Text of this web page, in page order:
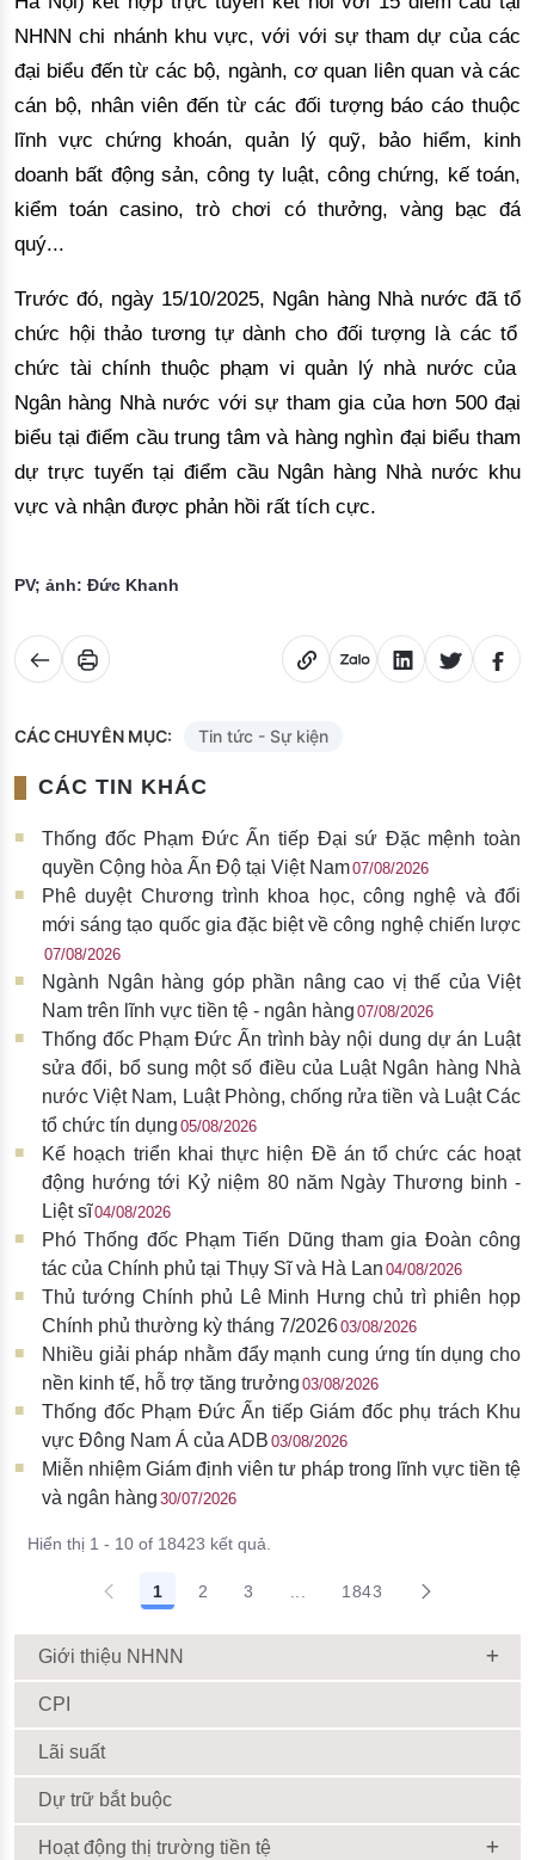
NHNN chi nhánh khu vực, với với sựtham dự của các
đại biểu đến từ các bộ, ngành, cơquan liên quan vàcác
cán bộ, nhân viênđến từ các đối tượng báo cáo thuộc
lĩnh vực chứng khoán, quản lýquỹ, bảo hiểm, kinh
doanh bất động sản, công ty luật, công chứng, kếtoán,
kiểm toán casino, trò chơi có thưởng, vàng bạcđá
quý...
Trước đó, ngày 15/10/2025, Ngân hàng Nhànước đãtổ
chức hội thảo tương tựdành cho đối tượng làcác tổ
chức tài chính thuộc phạm vi quản lýnhànước của
Ngân hàng Nhànước với sự tham gia của hơn 500đại
biểu tạiđiểm cầu trung tâm vàhàng nghìn đại biểu tham
dự trực tuyến tại điểm cầu Ngân hàng Nhànước khu
vực vànhận được phản hồi rất tích cực.
PV; ảnh: Đức Khanh
CÁC CHUYÊN MỤC: Tin tức - Sự kiện
CÁC TIN KHÁC
Thống đốc Phạm Đức Ấn tiếp Đại sứ Đặc mệnh toàn
quyền Cộng hòa Ấn Độ tại Việt Nam07/08/2026
Phê duyệt Chương trình khoa học, công nghệ và đổi
mới sáng tạo quốc gia đặc biệt về công nghệ chiến lược
07/08/2026
Ngành Ngân hàng góp phần nâng cao vị thế của Việt
Nam trên lĩnh vực tiền tệ - ngân hàng 07/08/2026
Thống đốc Phạm Đức Ấn trình bày nội dung dự án Luật
sửa đổi, bổ sung một số điều của Luật Ngân hàng Nhà
nước Việt Nam, Luật Phòng, chống rửa tiền và Luật Các
tổ chức tín dụng 05/08/2026
Kế hoạch triển khai thực hiện Đề án tổ chức các hoạt
động hướng tới Kỷ niệm 80 năm Ngày Thương binh -
Liệt sĩ04/08/2026
Phó Thống đốc Phạm Tiến Dũng tham gia Đoàn công
tác của Chính phủ tại Thụy Sĩ và Hà Lan 04/08/2026
Thủ tướng Chính phủ Lê Minh Hưng chủ trì phiên họp
Chính phủ thường kỳ tháng 7/202603/08/2026
Nhiều giải pháp nhằm đẩy mạnh cung ứng tín dụng cho
nền kinh tế, hỗ trợ tăng trưởng 03/08/2026
Thống đốc Phạm Đức Ấn tiếp Giám đốc phụ trách Khu
vực Đông Nam Á của ADB 03/08/2026
Miễn nhiệm Giám định viên tư pháp trong lĩnh vực tiền tệ
và ngân hàng 30/07/2026
Hiển thị 1 - 10 of 18423 kết quả.
1 2 3 ... 1843
Giới thiệu NHNN
CPI
Lãi suất
Dự trữ bắt buộc
Hoạt động thị trường tiền tệ